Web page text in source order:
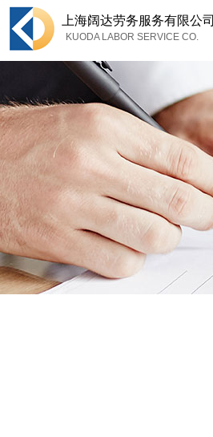
上海阔达劳务服务有限公司
KUODA LABOR SERVICE CO.